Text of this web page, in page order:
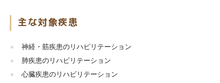
主な対象疾患
神経・筋疾患のリハビリテーション
肺疾患のリハビリテーション
心臓疾患のリハビリテーション